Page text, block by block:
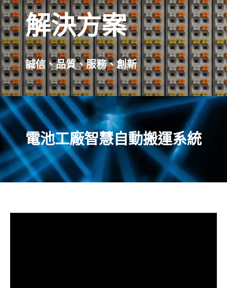
解決方案
誠信、品質、服務、創新
電池工廠智慧自動搬運系統